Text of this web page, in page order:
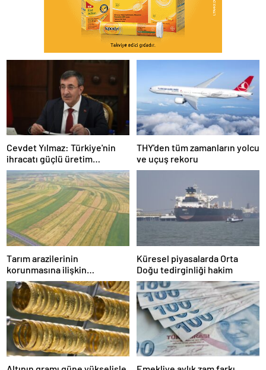
Cevdet Yılmaz: Türkiye'nin
ihracatı güçlü üretim
altyapısıyla yüksek seviyesini
sürdürmektedir
THY'den tüm zamanların yolcu
ve uçuş rekoru
Tarım arazilerinin
korunmasına ilişkin
düzenleme
Küresel piyasalarda Orta
Doğu tedirginliği hakim